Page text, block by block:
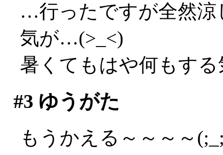
…行ったですが全然涼
気が…(>_<)
暑くてもはや何もす
#3 ゆうがた
もうかえる～～～～